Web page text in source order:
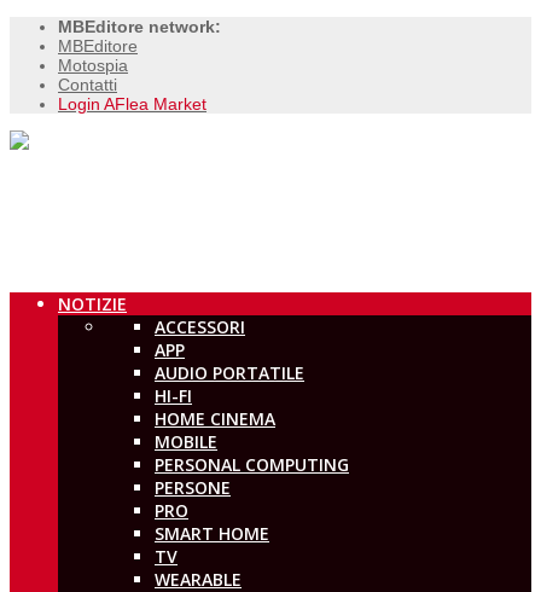
MBEditore network:
MBEditore
Motospia
Contatti
Login AFlea Market
NOTIZIE
ACCESSORI
APP
AUDIO PORTATILE
HI-FI
HOME CINEMA
MOBILE
PERSONAL COMPUTING
PERSONE
PRO
SMART HOME
TV
WEARABLE